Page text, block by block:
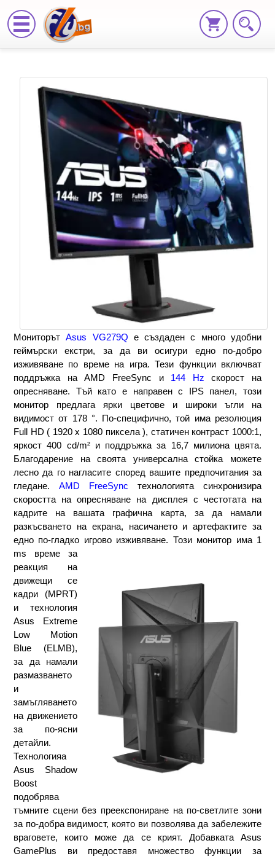
Геймърския
монитор
Asus
VG279Q
предлага
множество
функции
на
изгодна
цена
Fly.bg
Мониторът Asus VG279Q е създаден с много удобни
геймърски екстри, за да ви осигури едно по-добро
изживяване по време на игра. Тези функции включват
поддръжка на AMD FreeSync и 144 Hz скорост на
опресняване. Тъй като е направен с IPS панел, този
монитор предлага ярки цветове и широки ъгли на
видимост от 178 °. По-специфично, той има резолюция
Full HD ( 1920 x 1080 пиксела ), статичен контраст 1000:1,
яркост 400 cd/m² и поддръжка за 16,7 милиона цвята.
Благодарение на своята универсална стойка можете
лесно да го нагласите според вашите предпочитания за
гледане. AMD FreeSync технологията синхронизира
скоростта на опресняване на дисплея с честотата на
кадрите на вашата графична карта, за да намали
разкъсването на екрана, насичането и артефактите за
едно по-гладко игрово изживяване. Този монитор има 1
ms време за
реакция на
движещи се
кадри (MPRT)
и технология
Asus Extreme
Low Motion
Blue (ELMB),
за да намали
размазването
и
замъгляването
на движението
за по-ясни
детайли.
Технологияа
Asus Shadow
Boost
подобрява
тъмните сцени без преекспониране на по-светлите зони
за по-добра видимост, която ви позволява да забележите
враговете, които може да се крият. Добавката Asus
GamePlus ви предоставя множество функции за